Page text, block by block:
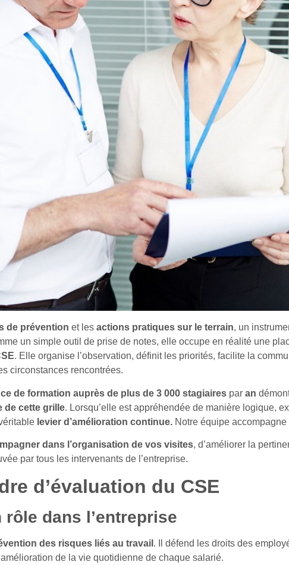
de prévention et les actions pratiques sur le terrain, un
un simple outil de prise de notes, elle occupe en réalité une
. Elle organise l’observation, définit les priorités, facilite la
circonstances rencontrées.
de formation auprès de plus de 3 000 stagiaires par an
de cette grille. Lorsqu’elle est appréhendée de manière logique,
levier d’amélioration continue. Notre équipe
dans l’organisation de vos visites, d’améliorer la
par tous les intervenants de l’entreprise.
d’évaluation du CSE
dans l’entreprise
des risques liés au travail . Il défend les droits des
de la vie quotidienne de chaque salarié.